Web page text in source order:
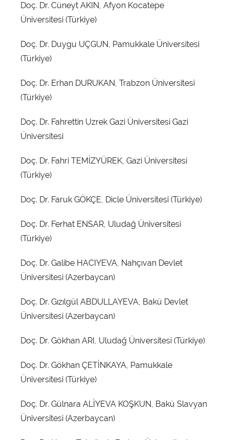
Doç. Dr. Cüneyt AKIN, Afyon Kocatepe
Üniversitesi (Türkiye)
Doç. Dr. Duygu UÇGUN, Pamukkale Üniversitesi
(Türkiye)
Doç. Dr. Erhan DURUKAN, Trabzon Üniversitesi
(Türkiye)
Doç. Dr. Fahrettin Uzrek Gazi Üniversitesi Gazi
Üniversitesi
Doç. Dr. Fahri TEMİZYÜREK, Gazi Üniversitesi
(Türkiye)
Doç. Dr. Faruk GÖKÇE, Dicle Üniversitesi (Türkiye)
Doç. Dr. Ferhat ENSAR, Uludağ Üniversitesi
(Türkiye)
Doç. Dr. Galibe HACIYEVA, Nahçıvan Devlet
Üniversitesi (Azerbaycan)
Doç. Dr. Gızılgül ABDULLAYEVA, Bakü Devlet
Üniversitesi (Azerbaycan)
Doç. Dr. Gökhan ARI, Uludağ Üniversitesi (Türkiye)
Doç. Dr. Gökhan ÇETİNKAYA, Pamukkale
Üniversitesi (Türkiye)
Doç. Dr. Gülnara ALİYEVA KOŞKUN, Bakü Slavyan
Üniversitesi (Azerbaycan)